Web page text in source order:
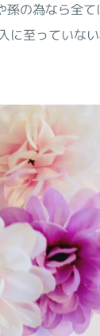
の為なら全て
至っていない